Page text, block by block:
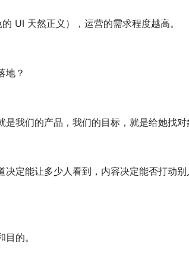
UI 天然正义），运营的需求程度越高。
地？
我们的产品，我们的目标，就是给她找对
的。